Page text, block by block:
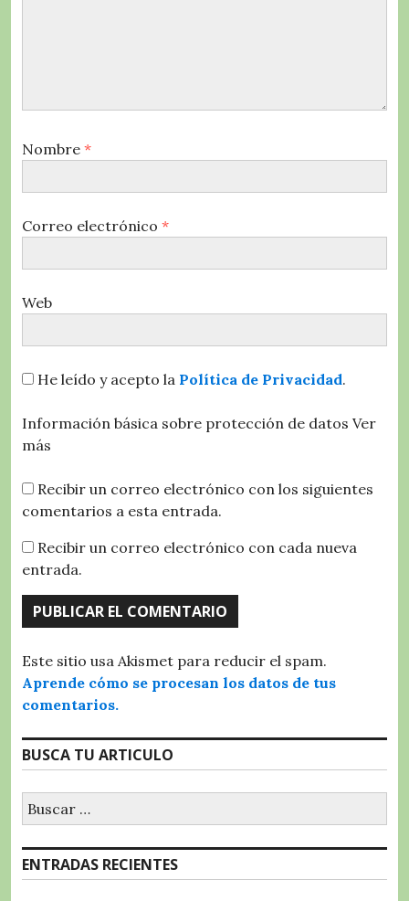
Nombre *
Correo electrónico *
Web
He leído y acepto la Política de Privacidad.
Información básica sobre protección de datos Ver
más
Recibir un correo electrónico con los siguientes
comentarios a esta entrada.
Recibir un correo electrónico con cada nueva
entrada.
Este sitio usa Akismet para reducir el spam.
Aprende cómo se procesan los datos de tus
comentarios.
BUSCA TU ARTICULO
ENTRADAS RECIENTES